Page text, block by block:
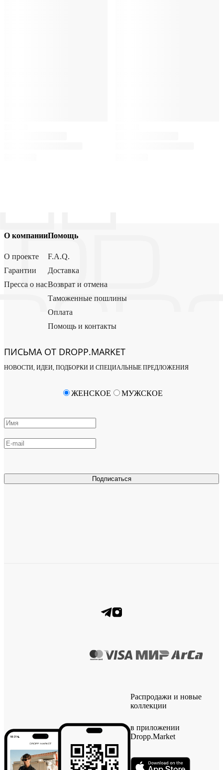
О компании
О проекте
Гарантии
Пресса о нас
Помощь
F.A.Q.
Доставка
Возврат и отмена
Таможенные пошлины
Оплата
Помощь и контакты
ПИСЬМА ОТ DROPP.MARKET
НОВОСТИ, ИДЕИ, ПОДБОРКИ И СПЕЦИАЛЬНЫЕ ПРЕДЛОЖЕНИЯ
Подписаться
ЖЕНСКОЕ МУЖСКОЕ
Распродажи и новые
коллекции
в приложении
Dropp.Market